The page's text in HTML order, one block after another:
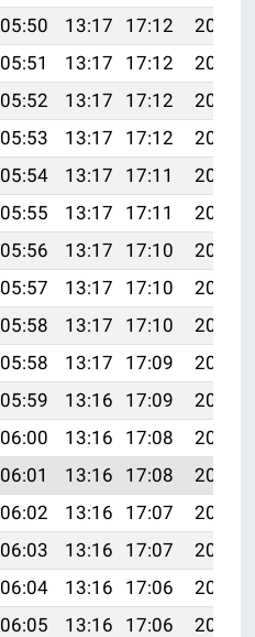
05:50 13:17 17:12
20:34
05:51 13:17 17:12
20:33
05:52 13:17 17:12
20:32
05:53 13:17 17:12
20:31
05:54 13:17 17:11
20:30
05:55 13:17 17:11
20:29
05:56 13:17 17:10
20:28
05:57 13:17 17:10
20:27
05:58 13:17 17:10
20:26
05:58 13:17 17:09
20:25
05:59 13:16 17:09
20:23
06:00 13:16 17:08
20:22
06:01 13:16 17:08
20:21
06:02 13:16 17:07
20:20
06:03 13:16 17:07
20:18
06:04 13:16 17:06
20:17
06:05 13:16 17:06
20:16